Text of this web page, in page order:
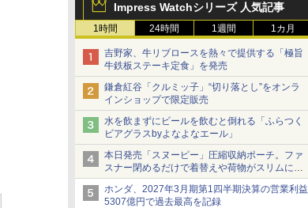
Impress Watchシリーズ 人気記事
1時間 24時間 1週間 1カ月
吉野家、牛リブロースを熱々で提供する「極旨
牛鉄板ステーキ定食」を発売
鎌倉紅谷「クルミッ子」“切り落とし”をオンラ
インショップで限定販売
水を飲まずにビールを飲むと倒れる「ふらつく
ビアグラスbyよなよなエール」
本日発売「スヌーピー」圧縮収納ポーチ。ファ
スナー閉めるだけで着替えや荷物がスリムにま
とまる
ホンダ、2027年3月期第1四半期決算の営業利益
5307億円で過去最高を記録